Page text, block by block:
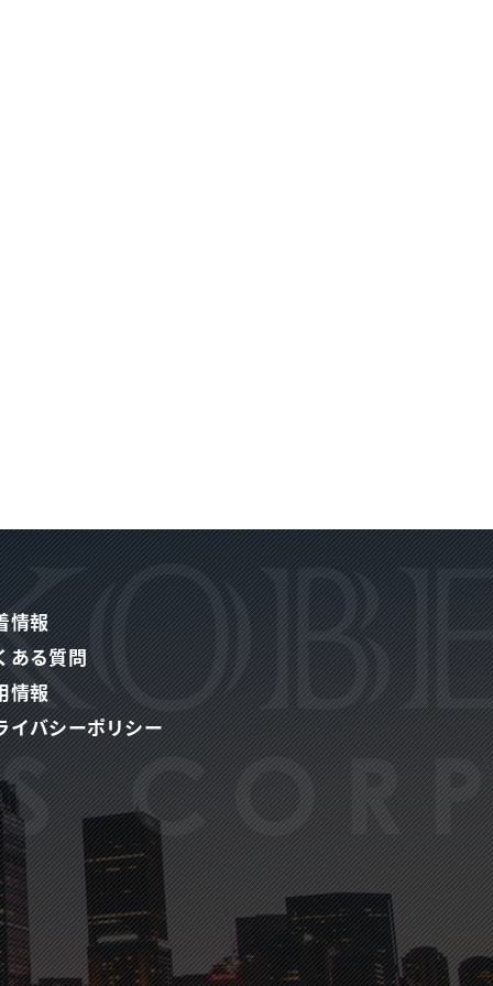
情報
ある質問
情報
イバシーポリシー